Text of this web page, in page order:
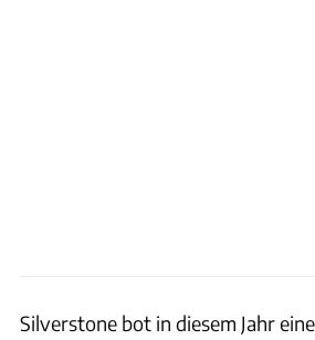
Silverstone bot in diesem Jahr